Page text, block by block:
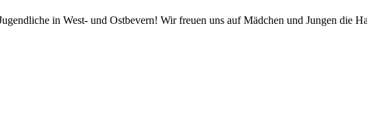
in West- und Ostbevern! Wir freuen uns auf Mädchen und Jungen die